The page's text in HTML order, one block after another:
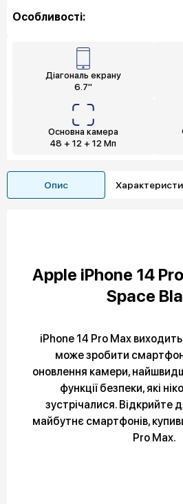
Особливості:
Діагональ екрану
6.7"
Основна камера
48 + 12 + 12 Мп
Опис
Apple iPhone 14
Space
iPhone 14 Pro Max
може зробити
оновлення камери,
функції безпеки, які
зустрічалися. Відкрийте
майбутнє смартфонів,
Pro Max.